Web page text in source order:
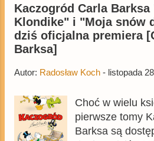
zawierały m.in.
Żukiem,
ostatni tom będą
Jose Cariocą
pasków z Jose i
Panchito.
członkami
Kaczogród Carla
Klondike" i "Moja snów
dziś oficjalna premiera
Barksa]
Autor: Radosław Koch - listopada
Choć w wielu
pierwsze tomy
Barksa są